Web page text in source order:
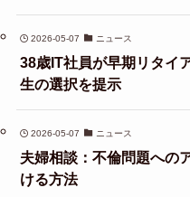
2026-05-07 ニュース
38歳IT社員が早期リタイ
生の選択を提示
2026-05-07 ニュース
夫婦相談：不倫問題への
ける方法